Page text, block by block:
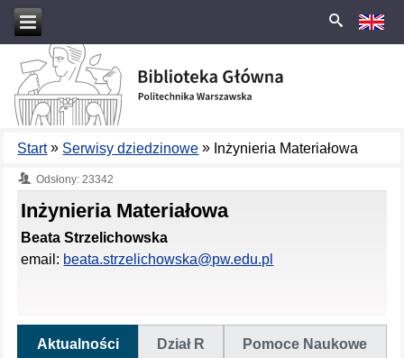
Start» Serwisy dziedzinowe » Inżynieria Materiałowa
Odsłony: 23342
Inżynieria Materiałowa
Beata Strzelichowska
email: beata.strzelichowska@pw.edu.pl
Aktualności Dział R Pomoce Naukowe